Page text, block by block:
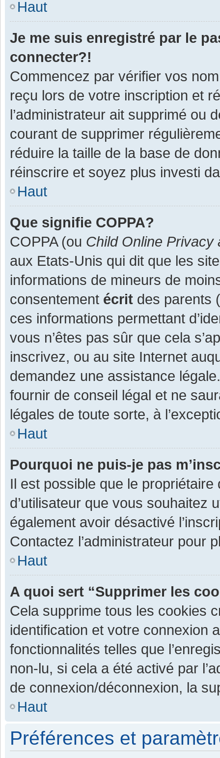
Haut
Je me suis enregistré par le
connecter?!
Commencez par vérifier vos
reçu lors de votre inscription et
l’administrateur ait supprimé ou
courant de supprimer
réduire la taille de la base de
réinscrire et soyez plus investi
Haut
Que signifie COPPA?
COPPA (ou Child Online Privacy
aux Etats-Unis qui dit que les
informations de mineurs de
consentement écrit des parents
ces informations permettant
vous n’êtes pas sûr que cela
inscrivez, ou au site Internet
demandez une assistance
fournir de conseil légal et ne
légales de toute sorte, à
Haut
Pourquoi ne puis-je pas
Il est possible que le
d’utilisateur que vous souhaitez
également avoir désactivé
Contactez l’administrateur pour
Haut
A quoi sert “Supprimer les
Cela supprime tous les cookies
identification et votre connexion
fonctionnalités telles que
non-lu, si cela a été activé par
de connexion/déconnexion, la
Haut
Préférences et